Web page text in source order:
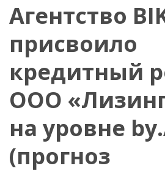
Агентство
присвоило
кредитный
ООО
на уровне
(прогноз